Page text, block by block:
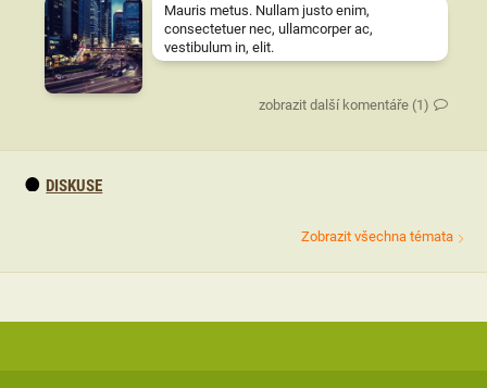
Mauris metus. Nullam justo enim,
consectetuer nec, ullamcorper ac,
vestibulum in, elit.
zobrazit další komentáře (1)
DISKUSE
Zobrazit všechna témata